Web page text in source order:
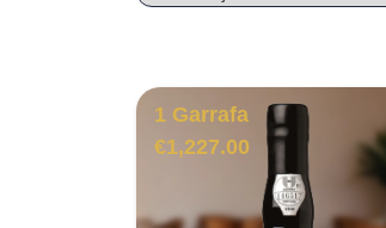
1 Garrafa
€1,227.00